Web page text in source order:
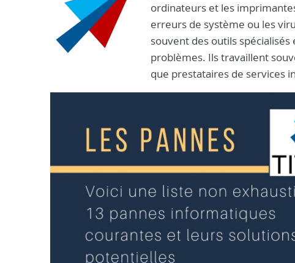
ordinateurs et les
erreurs de système ou les
souvent des outils
problèmes. Ils travaillent
que prestataires de services